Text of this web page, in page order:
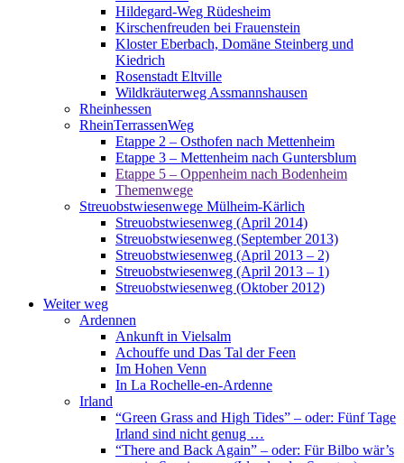
Hildegard-Weg Rüdesheim
Kirschenfreuden bei Frauenstein
Kloster Eberbach, Domäne Steinberg und
Kiedrich
Rosenstadt Eltville
Wildkräuterweg Assmannshausen
Rheinhessen
RheinTerrassenWeg
Etappe 2 – Osthofen nach Mettenheim
Etappe 3 – Mettenheim nach Guntersblum
Etappe 5 – Oppenheim nach Bodenheim
Themenwege
Streuobstwiesenwege Mülheim-Kärlich
Streuobstwiesenweg (April 2014)
Streuobstwiesenweg (September 2013)
Streuobstwiesenweg (April 2013 – 2)
Streuobstwiesenweg (April 2013 – 1)
Streuobstwiesenweg (Oktober 2012)
Weiter weg
Ardennen
Ankunft in Vielsalm
Achouffe und Das Tal der Feen
Im Hohen Venn
In La Rochelle-en-Ardenne
Irland
“Green Grass and High Tides” – oder: Fünf Tage
Irland sind nicht genug …
“There and Back Again” – oder: Für Bilbo wär’s